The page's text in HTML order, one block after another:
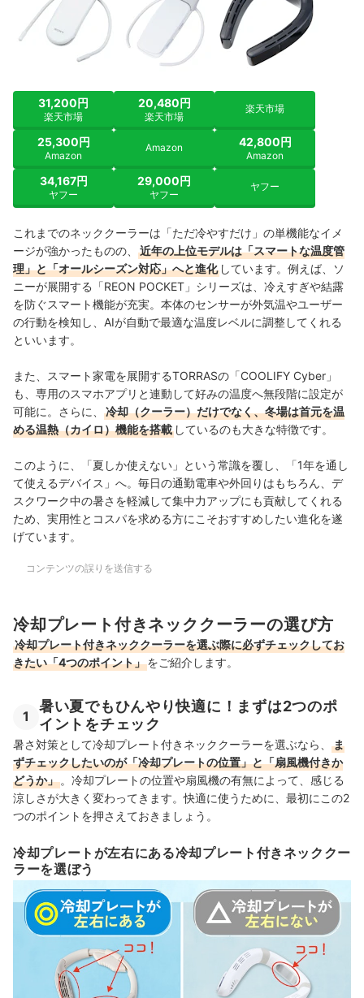
31,200円
楽天市場
25,300円
Amazon
34,167円
ヤフー
20,480円
楽天市場
Amazon
29,000円
ヤフー
楽天市場
42,800円
Amazon
ヤフー
これまでのネッククーラーは「ただ冷やすだけ」の単機能なイメ
ージが強かったものの、
近年の上位モデルは「スマートな温度管
理」と「オールシーズン対応」へと進化 しています。例えば、ソ
ニーが展開する「REON POCKET」シリーズは、冷えすぎや結露
を防ぐスマート機能が充実。本体のセンサーが外気温やユーザー
の行動を検知し、AIが自動で最適な温度レベルに調整してくれる
といいます。
また、スマート家電を展開するTORRASの「COOLIFY Cyber」
も、専用のスマホアプリと連動して好みの温度へ無段階に設定が
可能に。さらに、
冷却（クーラー）だけでなく、冬場は首元を温
める温熱（カイロ）機能を搭載 しているのも大きな特徴です。
このように、「夏しか使えない」という常識を覆し、「1年を通し
て使えるデバイス」へ。毎日の通勤電車や外回りはもちろん、デ
スクワーク中の暑さを軽減して集中力アップにも貢献してくれる
ため、実用性とコスパを求める方にこそおすすめしたい進化を遂
げています。
コンテンツの誤りを送信する
冷却プレート付きネッククーラーの選び方
冷却プレート付きネッククーラーを選ぶ際に必ずチェックしてお
きたい「4つのポイント」をご紹介します。
1
暑い夏でもひんやり快適に！まずは2つのポ
イントをチェック
暑さ対策として冷却プレート付きネッククーラーを選ぶなら、
ま
ずチェックしたいのが「冷却プレートの位置」と「扇風機付きか
どうか」 。冷却プレートの位置や扇風機の有無によって、感じる
涼しさが大きく変わってきます。快適に使うために、最初にこの2
つのポイントを押さえておきましょう。
冷却プレートが左右にある冷却プレート付きネッククー
ラーを選ぼう